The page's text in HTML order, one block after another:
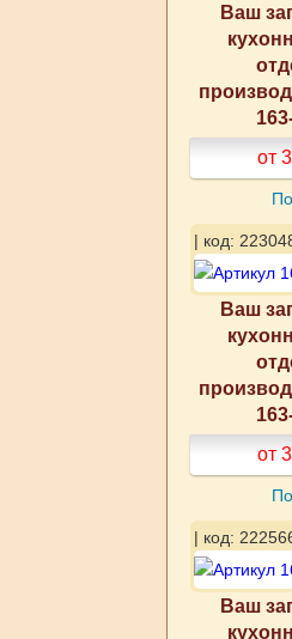
Ваш
от
| код:
Ваш
от
| код:
Ваш